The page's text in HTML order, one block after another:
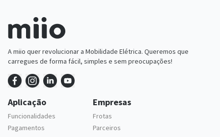
A miio quer revolucionar a Mobilidade Elétrica. Queremos que
carregues de forma fácil, simples e sem preocupações!
Aplicação
Funcionalidades
Pagamentos
Empresas
Frotas
Parceiros